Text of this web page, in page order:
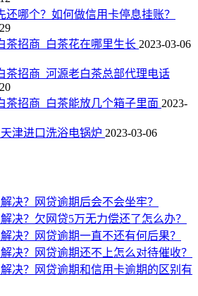
还哪个？如何做信用卡停息挂账？
茶招商_白茶花在哪里生长 2023-03-06
茶招商_河源老白茶总部代理电话
茶招商_白茶能放几个箱子里面 2023-
津进口洗浴电锅炉 2023-03-06
决？网贷逾期后会不会坐牢？
决？欠网贷5万无力偿还了怎么办？
决？网贷逾期一直不还有何后果？
决？网贷逾期还不上怎么对待催收？
决？网贷逾期和信用卡逾期的区别有